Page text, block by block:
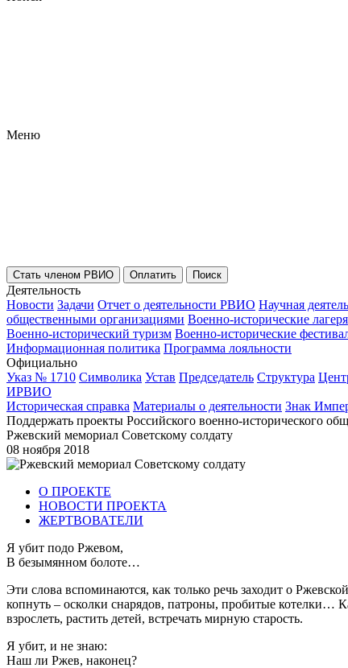
Меню
Стать членом РВИО Оплатить Поиск
Деятельность
Новости Задачи Отчет о деятельности РВИО Научная
общественными организациями Военно-исторические лагеря
Военно-исторический туризм Военно-исторические
Информационная политика Программа лояльности
Официально
Указ № 1710 Символика Устав Председатель Структура
ИРВИО
Историческая справка Материалы о деятельности Знак
Поддержать проекты Российского военно-исторического
Ржевский мемориал Советскому солдату
08 ноября 2018
О ПРОЕКТЕ
НОВОСТИ ПРОЕКТА
ЖЕРТВОВАТЕЛИ
Я убит подо Ржевом,
В безымянном болоте…
Эти слова вспоминаются, как только речь заходит о
копнуть – осколки снарядов, патроны, пробитые котелки…
взрослеть, растить детей, встречать мирную старость.
Я убит, и не знаю:
Наш ли Ржев, наконец?